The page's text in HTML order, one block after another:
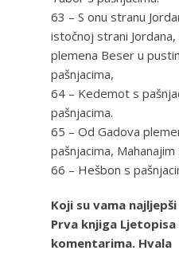
63 – S onu stranu
istočnoj strani
plemena Beser u
pašnjacima,
64 – Kedemot s
pašnjacima.
65 – Od Gadova
pašnjacima, Mahanajim
66 – Hešbon s
Koji su vama
Prva knjiga
komentarima. Hvala